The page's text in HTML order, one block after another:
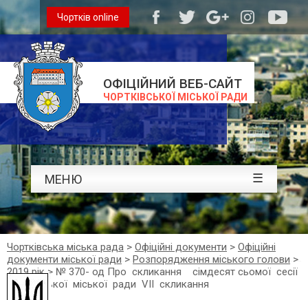
ОФІЦІЙНИЙ ВЕБ-САЙТ
ЧОРТКІВСЬКОЇ МІСЬКОЇ РАДИ
Чортків online
МЕНЮ ☰
Чортківська міська рада > Офіційні документи > Офіційні
документи міської ради > Розпорядження міського голови >
2019 рік> № 370- од Про скликання сімдесят сьомої сесії
Чортківської міської ради VІІ скликання